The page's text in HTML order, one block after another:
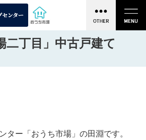
二丁目」中古戸建て
ター「おうち市場」の田淵です。